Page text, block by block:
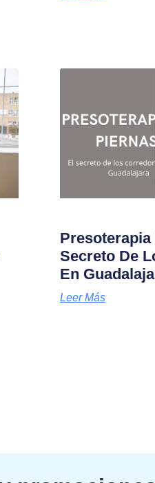
Secreto De
En
Leer Más